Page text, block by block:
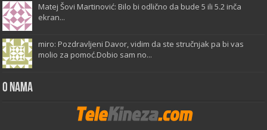
Matej Šovi Martinović: Bilo bi odlično da bude 5 ili 5.2 inča
ekran...
miro: Pozdravljeni Davor, vidim da ste stručnjak pa bi vas
molio za pomoć.Dobio sam no...
O Nama